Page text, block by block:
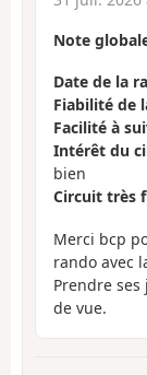
Note
Date de la
Fiabilité de
Facilité à
Intérêt du
bien
Circuit très
Merci bcp
rando avec
Prendre
de vue.